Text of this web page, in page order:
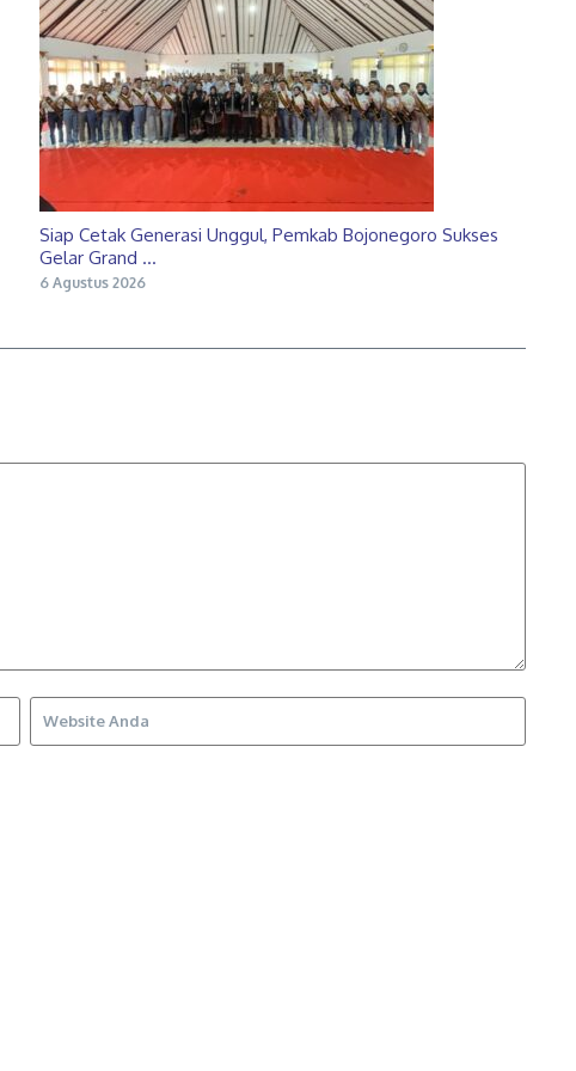
Siap Cetak Generasi Unggul, Pemkab Bojonegoro Sukses
Gelar Grand ...
6 Agustus 2026